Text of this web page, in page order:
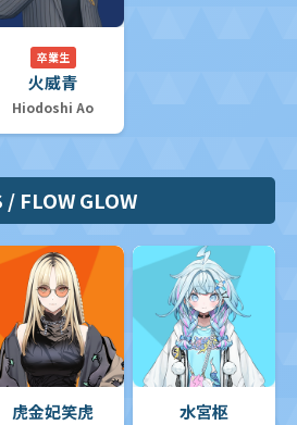
卒業生
火威青
Hiodoshi Ao
FLOW GLOW
虎金妃笑虎 水宮枢